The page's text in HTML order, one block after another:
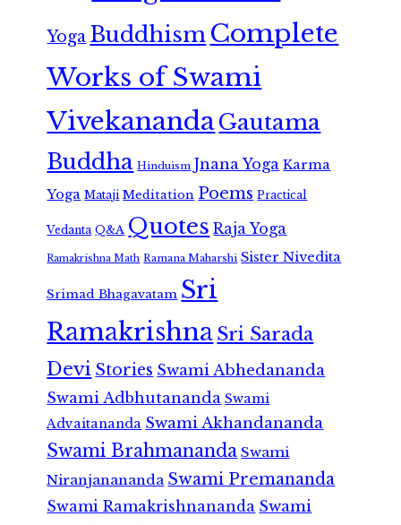
Yoga Buddhism Complete
Works of Swami
VivekanandaGautama
Buddha Hinduism Jnana Yoga Karma
Yoga Mataji Meditation Poems Practical
Vedanta Q&A Quotes Raja Yoga
Ramakrishna Math Ramana Maharshi Sister Nivedita
Srimad Bhagavatam Sri
RamakrishnaSri Sarada
Devi Stories Swami Abhedananda
Swami Adbhutananda Swami
Advaitananda Swami Akhandananda
Swami Brahmananda Swami
Niranjanananda Swami Premananda
Swami Ramakrishnananda Swami